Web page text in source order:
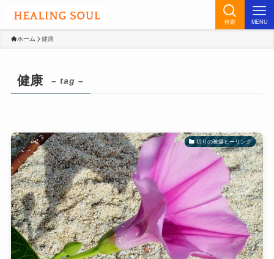
検索 MENU
ホーム 健康
健康 – tag –
祈りの被爆ヒーリング